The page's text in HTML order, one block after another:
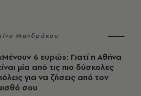
Μανδράκου
6 ευρώ»: Γιατί η Αθήνα
μία από τις πιο δύσκολες
για να ζήσεις από τον
σου